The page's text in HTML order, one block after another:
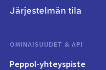
Järjestelmän tila
OMINAISUUDET & API
Peppol-yhteyspiste